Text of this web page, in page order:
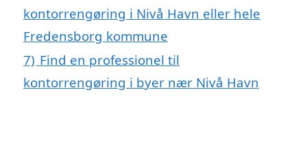
kontorrengøring i Nivå Havn eller hele
Fredensborg kommune
7) Find en professionel til
kontorrengøring i byer nær Nivå Havn